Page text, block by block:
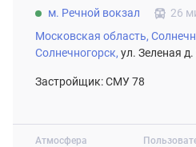
Атмосфера
м. Речной вокзал
26
Московская область,
Солнечногорск, ул. Зеленая д.
Застройщик: СМУ 78